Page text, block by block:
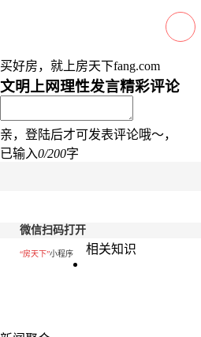
买好房，就上房天下fang.com
文明上网理性发言精彩评论
亲，登陆后才可发表评论哦～，
已输入0/200字
微信扫码打开
“房天下”小程序 相关知识